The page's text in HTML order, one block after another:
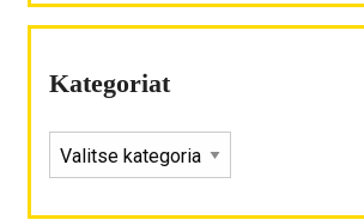
Kategoriat
KATEGORIAT